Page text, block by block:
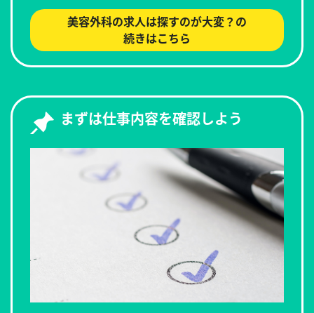
美容外科の求人は探すのが大変？の
続きはこちら
まずは仕事内容を確認しよう